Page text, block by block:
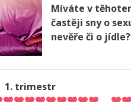
1. trimestr